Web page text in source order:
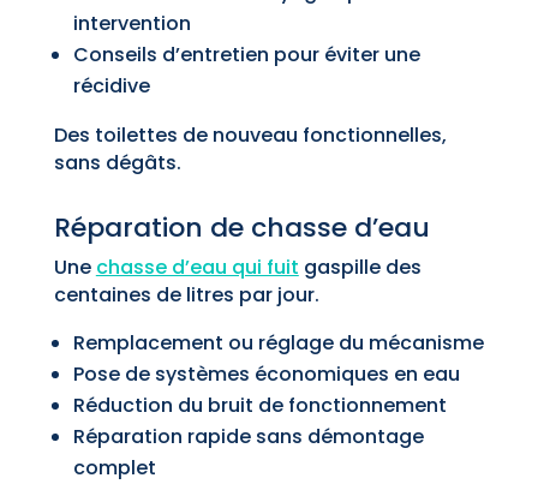
intervention
Conseils d’entretien pour éviter une
récidive
Des toilettes de nouveau fonctionnelles,
sans dégâts.
Réparation de chasse d’eau
Une chasse d’eau qui fuit gaspille des
centaines de litres par jour.
Remplacement ou réglage du mécanisme
Pose de systèmes économiques en eau
Réduction du bruit de fonctionnement
Réparation rapide sans démontage
complet